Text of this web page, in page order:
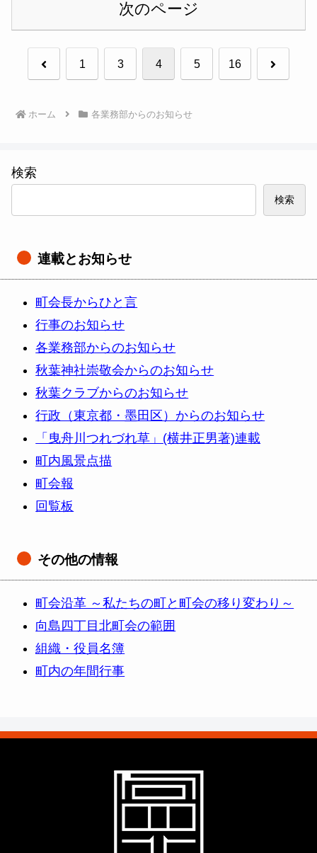
次のページ
前 1 3 4 5 16 次
ホーム 各業務部からのお知らせ
検索
検索
連載とお知らせ
町会長からひと言
行事のお知らせ
各業務部からのお知らせ
秋葉神社崇敬会からのお知らせ
秋葉クラブからのお知らせ
行政（東京都・墨田区）からのお知らせ
「曳舟川つれづれ草」(横井正男著)連載
町内風景点描
町会報
回覧板
その他の情報
町会沿革 ～私たちの町と町会の移り変わり～
向島四丁目北町会の範囲
組織・役員名簿
町内の年間行事